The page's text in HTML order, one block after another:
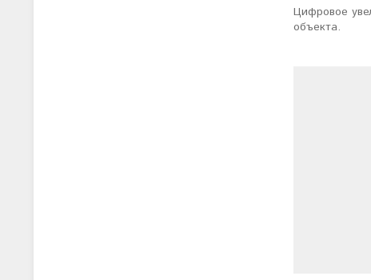
Цифровое
объекта.